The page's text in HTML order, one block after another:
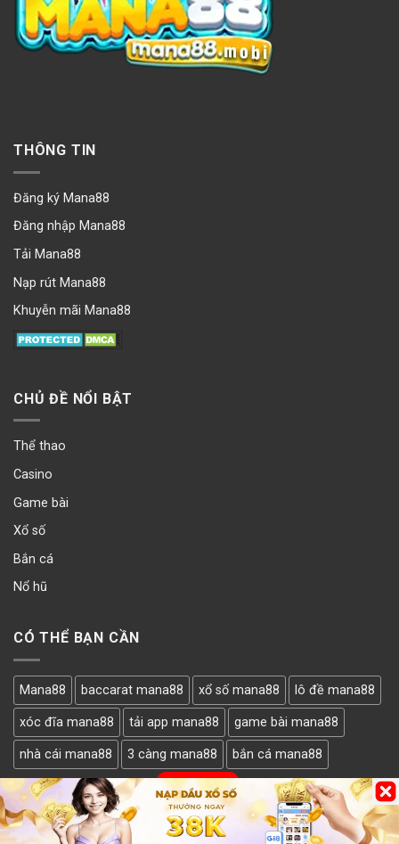
THÔNG TIN
Đăng ký Mana88
Đăng nhập Mana88
Tải Mana88
Nạp rút Mana88
Khuyễn mãi Mana88
CHỦ ĐỀ NỔI BẬT
Thể thao
Casino
Game bài
Xổ số
Bắn cá
Nổ hũ
CÓ THỂ BẠN CẦN
Mana88 baccarat mana88 xổ số mana88 lô đề mana88
xóc đĩa mana88 tải app mana88 game bài mana88
nhà cái mana88 3 càng mana88 bắn cá mana88
LẤY MÃ